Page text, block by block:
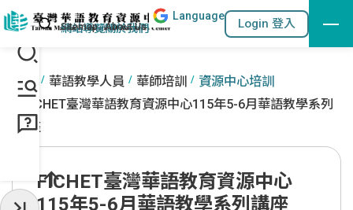
跳到主要內容區塊
::: 站內搜尋
網站導覽關於我們
Language
Login 登入
:::
首頁 華語教學人員 華師培訓
資源中心培訓
FICHET臺灣華語教育資源中心115年5-6月華語教學系列
講座
FICHET臺灣華語教育資源中心
115年5-6月華語教學系列講座